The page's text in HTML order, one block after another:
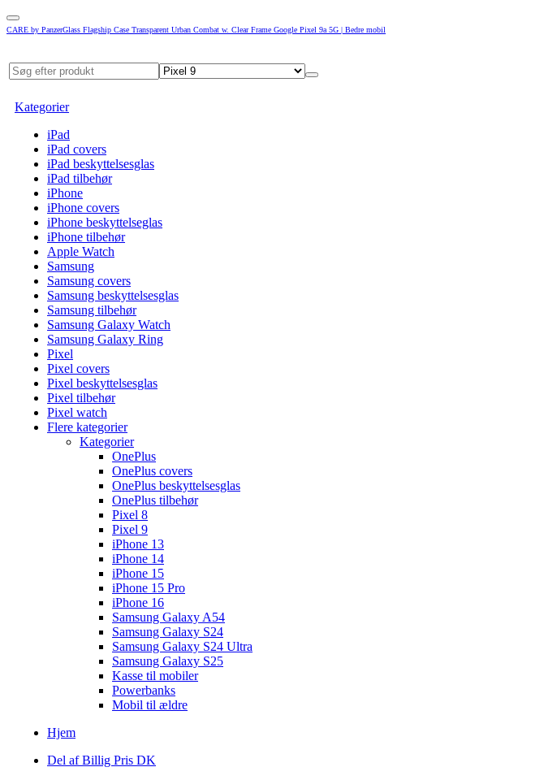
CARE by PanzerGlass Flagship Case Transparent Urban Combat w. Clear Frame Google Pixel 9a 5G | Bedre mobil
Kategorier
iPad
iPad covers
iPad beskyttelsesglas
iPad tilbehør
iPhone
iPhone covers
iPhone beskyttelseglas
iPhone tilbehør
Apple Watch
Samsung
Samsung covers
Samsung beskyttelsesglas
Samsung tilbehør
Samsung Galaxy Watch
Samsung Galaxy Ring
Pixel
Pixel covers
Pixel beskyttelsesglas
Pixel tilbehør
Pixel watch
Flere kategorier
Kategorier
OnePlus
OnePlus covers
OnePlus beskyttelsesglas
OnePlus tilbehør
Pixel 8
Pixel 9
iPhone 13
iPhone 14
iPhone 15
iPhone 15 Pro
iPhone 16
Samsung Galaxy A54
Samsung Galaxy S24
Samsung Galaxy S24 Ultra
Samsung Galaxy S25
Kasse til mobiler
Powerbanks
Mobil til ældre
Hjem
Del af Billig Pris DK